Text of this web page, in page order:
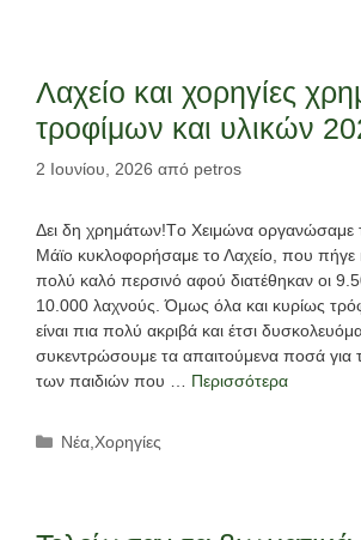
Λαχείο και χορηγίες
τροφίμων και υλικών
2 Ιουνίου, 2026 από petros
Δει δη χρημάτων!Tο Χειμώνα οργανώσαμε
Μάϊο κυκλοφορήσαμε το Λαχείο, που πήγε
πολύ καλό περσινό αφού διατέθηκαν οι
10.000 λαχνούς. Όμως όλα και κυρίως
είναι πια πολύ ακριβά και έτσι
συκεντρώσουμε τα απαιτούμενα ποσά για
των παιδιών που … Περισσότερα
Κατηγορίες
Νέα Χορηγίες